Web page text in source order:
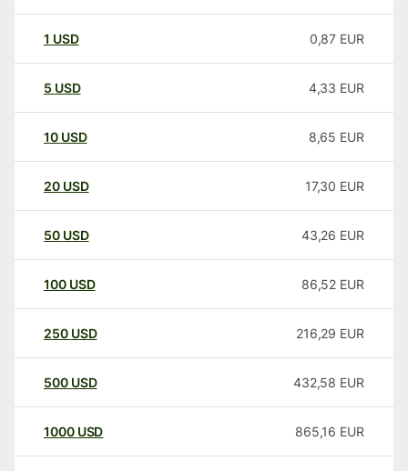
1 USD 0,87 EUR
5 USD 4,33 EUR
10 USD 8,65 EUR
20 USD 17,30 EUR
50 USD 43,26 EUR
100 USD 86,52 EUR
250 USD 216,29 EUR
500 USD 432,58 EUR
1000 USD 865,16 EUR